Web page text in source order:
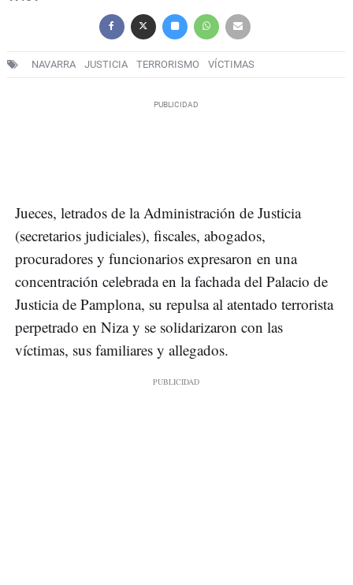
NAVARRA JUSTICIA TERRORISMO VÍCTIMAS
Jueces, letrados de la Administración de Justicia
(secretarios judiciales), fiscales, abogados,
procuradores y funcionarios expresaron en una
concentración celebrada en la fachada del Palacio de
Justicia de Pamplona, su repulsa al atentado terrorista
perpetrado en Niza y se solidarizaron con las
víctimas, sus familiares y allegados.